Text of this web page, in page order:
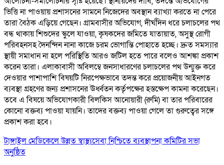
ভিত্তি না পাওয়ায় প্রশাসনের সামনে নিজেদের অবস্থান ব্যাখ্যা করতে না পেরে
তারা বৈঠক এড়িয়ে গেছেন। গ্রামবাসীর অভিযোগ, দীর্ঘদিন ধরে চলাচলের পথ
বন্ধ থাকায় শিশুদের স্কুলে যাওয়া, কৃষকদের জমিতে যাতায়াত, অসুস্থ রোগী
পরিবহনসহ দৈনন্দিন নানা কাজে চরম ভোগান্তি পোহাতে হচ্ছে। দ্রুত সমস্যার
স্থায়ী সমাধান না হলে পরিস্থিতি আরও জটিল হতে পারে বলেও আশঙ্কা প্রকাশ
করেন তারা। এলাকাবাসী অবিলম্বে জনসাধারণের চলাচলের পথ উন্মুক্ত করে
দেওয়ার পাশাপাশি বিষয়টি নিরপেক্ষভাবে তদন্ত করে প্রয়োজনীয় আইনগত
ব্যবস্থা গ্রহণের জন্য প্রশাসনের ঊর্ধ্বতন কর্তৃপক্ষের হস্তক্ষেপ কামনা করেছেন।
তবে এ বিষয়ে অভিযোগকারী বিলকিস আনোয়ারী (রুমি) বা তার পরিবারের
কোনো বক্তব্য পাওয়া যায়নি। তাদের বক্তব্য পাওয়া গেলে তা গুরুত্বের সঙ্গে
প্রকাশ করা হবে।
টাঙ্গাইল মেডিকেলে উন্নত স্বাস্থ্যসেবা নিশ্চিতে ব্যবস্থাপনা কমিটির সভা
অনুষ্ঠিত